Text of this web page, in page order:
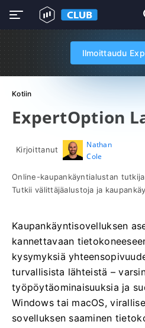
Ilmoittaudu
Kotiin
ExpertOption
Kirjoittanut
Nathan
Cole
Online-kaupankäyntialustan
Tutkii välittäjäalustoja ja
Kaupankäyntisovelluksen
kannettavaan
kysymyksiä
turvallisista lähteistä –
työpöytäominaisuuksia ja
Windows tai macOS,
sovelluksen saaminen